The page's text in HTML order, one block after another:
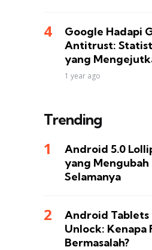
Google Hadapi
Antitrust:
yang
1 year ago
Trending
Android 5.0
yang Mengubah
Selamanya
Android Tablets
Unlock: Kenapa
Bermasalah?